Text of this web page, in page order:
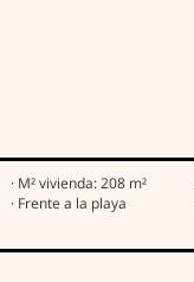
· M² vivienda: 208 m²
· Frente a la playa